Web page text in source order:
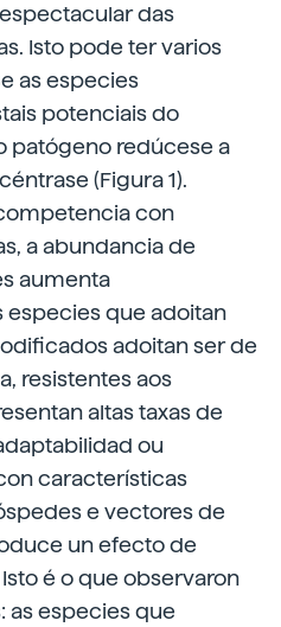
das
Isto pode ter varios
as especies
potenciais do
patógeno redúcese a
(Figura 1).
con
a abundancia de
aumenta
que adoitan
adoitan ser de
resistentes aos
altas taxas de
ou
características
e vectores de
un efecto de
é o que observaron
as especies que